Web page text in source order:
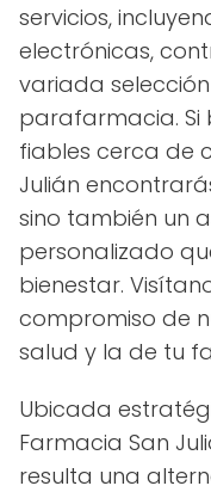
servicios,
electrónicas,
variada
parafarmacia. Si
fiables cerca de
Julián
sino también un
personalizado
bienestar.
compromiso de
salud y la de tu
Ubicada
Farmacia San
resulta una